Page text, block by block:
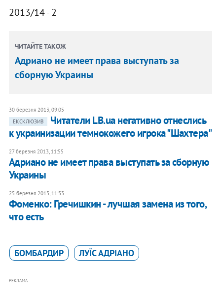
2013/14 - 2
ЧИТАЙТЕ ТАКОЖ
Адриано не имеет права выступать за
сборную Украины
30 березня 2013, 09:05
ЕКСКЛЮЗИВ
​Читатели LB.ua негативно отнеслись
к украинизации темнокожего игрока "Шахтера"
27 березня 2013, 11:55
Адриано не имеет права выступать за сборную
Украины
25 березня 2013, 11:33
Фоменко: Гречишкин - лучшая замена из того,
что есть
БОМБАРДИР ЛУЇС АДРІАНО
РЕКЛАМА